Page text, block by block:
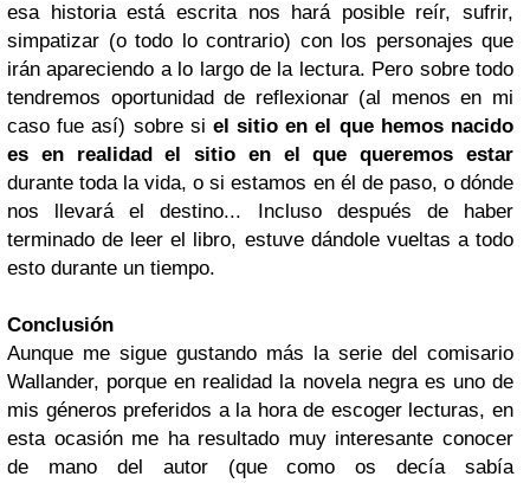
esa historia está escrita nos hará posible reír, sufrir,
simpatizar (o todo lo contrario) con los personajes que
irán apareciendo a lo largo de la lectura. Pero sobre todo
tendremos oportunidad de reflexionar (al menos en mi
caso fue así) sobre si el sitio en el que hemos nacido
es en realidad el sitio en el que queremos estar
durante toda la vida, o si estamos en él de paso, o dónde
nos llevará el destino... Incluso después de haber
terminado de leer el libro, estuve dándole vueltas a todo
esto durante un tiempo.
Conclusión
Aunque me sigue gustando más la serie del comisario
Wallander, porque en realidad la novela negra es uno de
mis géneros preferidos a la hora de escoger lecturas, en
esta ocasión me ha resultado muy interesante conocer
de mano del autor (que como os decía sabía